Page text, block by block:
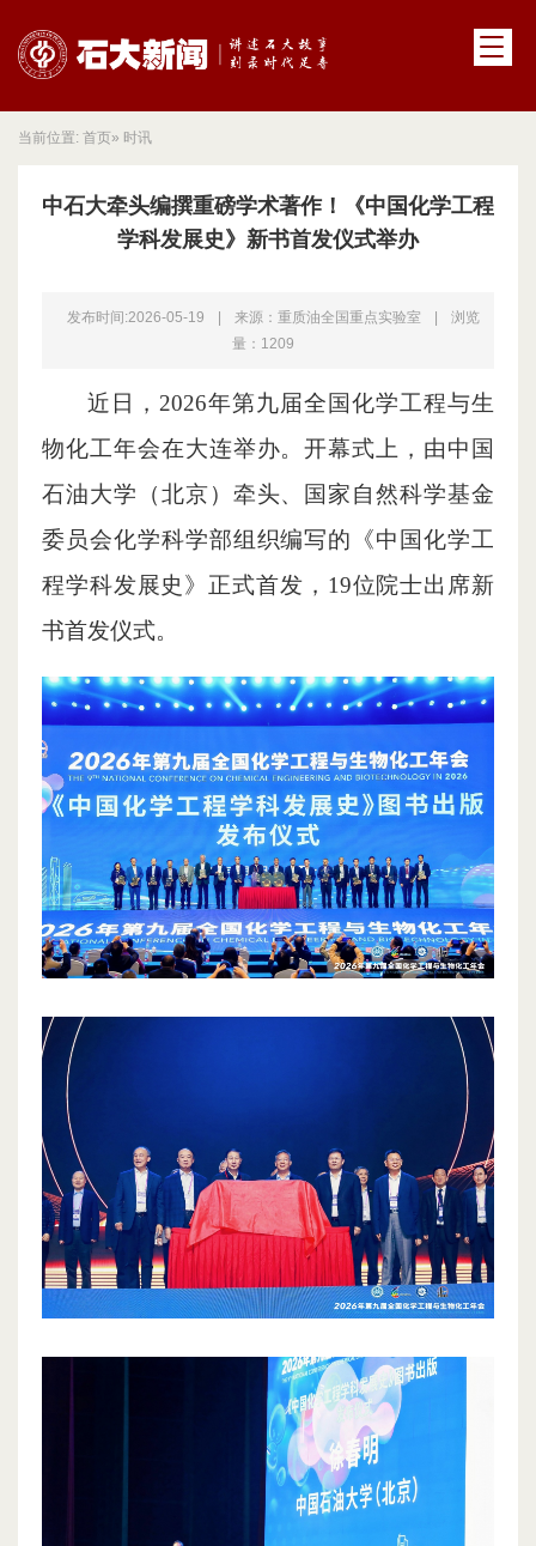
当前位置: 首页» 时讯
中石大牵头编撰重磅学术著作！《中国化学工程
学科发展史》新书首发仪式举办
发布时间:2026-05-19 来源：重质油全国重点实验室
浏览
量： 1209
近日， 2026年第九届全国化学工程与生
物化工年会在大连举办。开幕式上， 由中国
石油大学（北京）牵头、国家自然科学基金
委员会化学科学部组织编写的《中国化学工
程学科发展史》正式首发，19位院士出席新
书首发仪式。